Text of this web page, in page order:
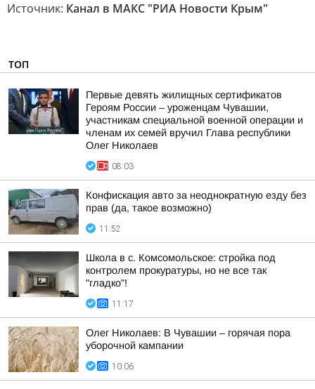
Источник: Канал в МАКС "РИА Новости Крым"
ТОП
Первые девять жилищных сертификатов
Героям России – уроженцам Чувашии,
участникам специальной военной операции и
членам их семей вручил Глава республики
Олег Николаев
08:03
Конфискация авто за неоднократную езду без
прав (да, такое возможно)
11:52
Школа в с. Комсомольское: стройка под
контролем прокуратуры, но не все так
"гладко"!
11:17
Олег Николаев: В Чувашии – горячая пора
уборочной кампании
10:06